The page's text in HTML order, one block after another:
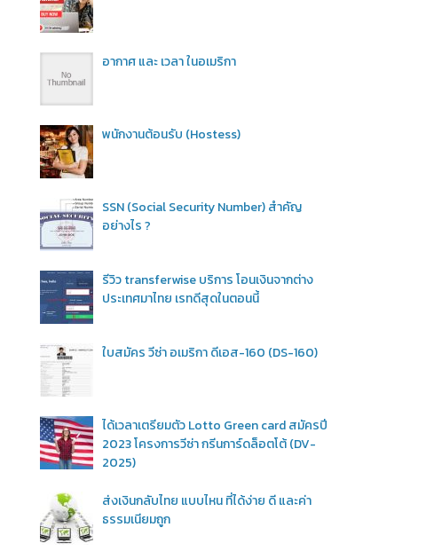
อากาศ และ เวลา ในอเมริกา
พนักงานต้อนรับ (Hostess)
SSN (Social Security Number) สำคัญ
อย่างไร ?
รีวิว transferwise บริการ โอนเงินจากต่าง
ประเทศมาไทย เรทดีสุดในตอนนี้
ใบสมัคร วีซ่า อเมริกา ดีเอส-160 (DS-160)
ได้เวลาเตรียมตัว Lotto Green card สมัครปี
2023 โครงการวีซ่า กรีนการ์ดล็อตโต้ (DV-
2025)
ส่งเงินกลับไทย แบบไหน ที่ได้ง่าย ดี และค่า
ธรรมเนียมถูก